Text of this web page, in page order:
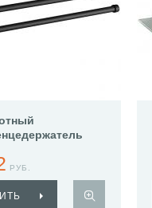
РУБ.